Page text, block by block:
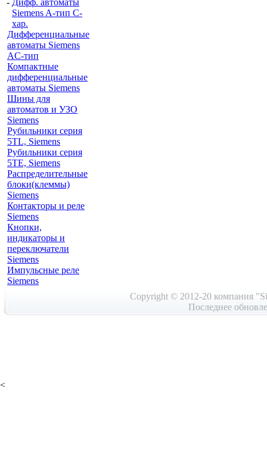
- Дифф. автоматы
Siemens A-тип C-
хар.
Дифференциальные
автоматы Siemens
AС-тип
Компактные
дифференциальные
автоматы Siemens
Шины для
автоматов и УЗО
Siemens
Рубильники серия
5TL, Siemens
Рубильники серия
5TE, Siemens
Распределительные
блоки(клеммы)
Siemens
Контакторы и реле
Siemens
Кнопки,
индикаторы и
переключатели
Siemens
Импульсные реле
Siemens
Copyright © 2012-20 компания
Последнее
<